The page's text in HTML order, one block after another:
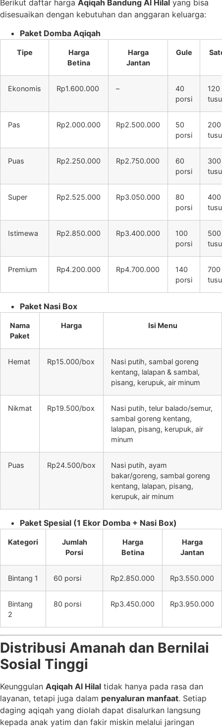
Berikut daftar harga Aqiqah Bandung Al Hilal yang bisa
disesuaikan dengan kebutuhan dan anggaran keluarga:
Paket Domba Aqiqah
Tipe
Harga
Betina
Harga
Jantan
Gule
Ekonomis Rp1.600.000 –
40
porsi
120
Pas Rp2.000.000 Rp2.500.000
50
porsi
200
Puas Rp2.250.000 Rp2.750.000
60
porsi
300
Super Rp2.525.000 Rp3.050.000
80
porsi
400
Istimewa Rp2.850.000 Rp3.400.000
100
porsi
500
Premium Rp4.200.000 Rp4.700.000
140
porsi
700
Paket Nasi Box
Nama
Paket
Harga Isi Menu
Hemat Rp15.000/box
Nasi putih, sambal goreng
kentang, lalapan & sambal,
pisang, kerupuk, air minum
Nikmat Rp19.500/box
Nasi putih, telur balado/semur,
sambal goreng kentang,
lalapan, pisang, kerupuk, air
minum
Puas Rp24.500/box
Nasi putih, ayam
bakar/goreng, sambal goreng
kentang, lalapan, pisang,
kerupuk, air minum
Paket Spesial (1 Ekor Domba + Nasi Box)
Kategori
Jumlah
Porsi
Harga
Betina
Harga
Jantan
Bintang 1 60 porsi Rp2.850.000 Rp3.550.000
Bintang
2
80 porsi Rp3.450.000 Rp3.950.000
Distribusi Amanah dan Bernilai
Sosial Tinggi
Keunggulan Aqiqah Al Hilal tidak hanya pada rasa dan
layanan, tetapi juga dalam penyaluran manfaat. Setiap
daging aqiqah yang diolah dapat disalurkan langsung
kepada anak yatim dan fakir miskin melalui jaringan